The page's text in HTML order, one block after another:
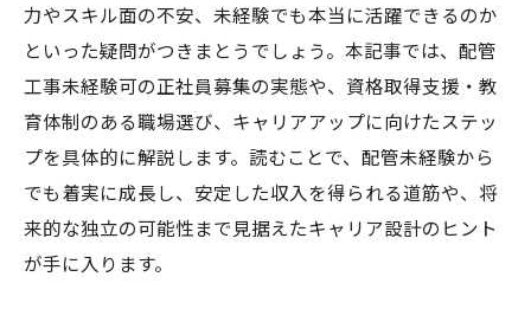
力やスキル面の不安、未経験でも本当に活躍できるのか
といった疑問がつきまとうでしょう。本記事では、配管
工事未経験可の正社員募集の実態や、資格取得支援・教
育体制のある職場選び、キャリアアップに向けたステッ
プを具体的に解説します。読むことで、配管未経験から
でも着実に成長し、安定した収入を得られる道筋や、将
来的な独立の可能性まで見据えたキャリア設計のヒント
が手に入ります。